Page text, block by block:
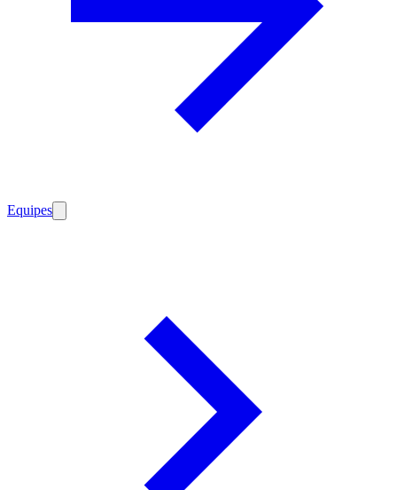
Equipes